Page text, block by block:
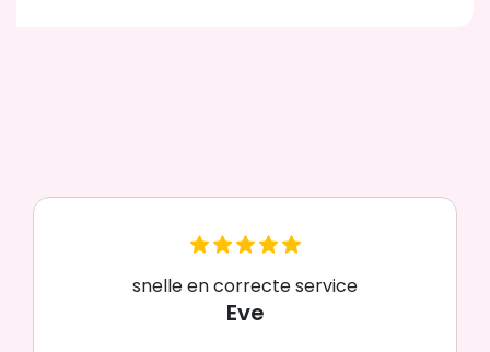
snelle en correcte service
Eve